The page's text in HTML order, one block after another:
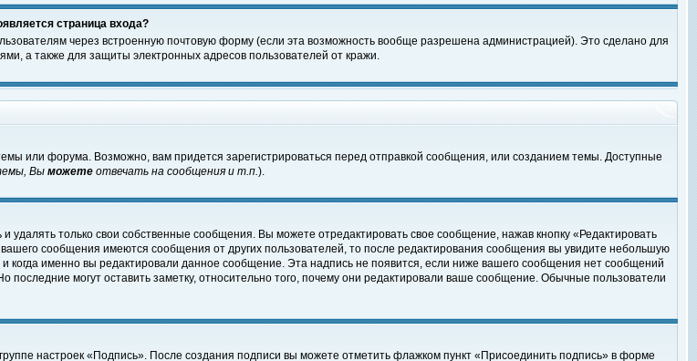
страница входа?
через встроенную почтовую форму (если эта возможность вообще разрешена администрацией). Это сделано для
а также для защиты электронных адресов пользователей от кражи.
или форума. Возможно, вам придется зарегистрироваться перед отправкой сообщения, или созданием темы. Доступные
Вы можете отвечать на сообщения и т.п.).
только свои собственные сообщения. Вы можете отредактировать свое сообщение, нажав кнопку «Редактировать
сообщения имеются сообщения от других пользователей, то после редактирования сообщения вы увидите небольшую
когда именно вы редактировали данное сообщение. Эта надпись не появится, если ниже вашего сообщения нет сообщений
могут оставить заметку, относительно того, почему они редактировали ваше сообщение. Обычные пользователи
настроек «Подпись». После создания подписи вы можете отметить флажком пункт «Присоединить подпись» в форме